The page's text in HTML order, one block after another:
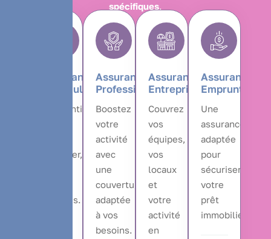
spécifiques.
Assurance
Particulier
L’essentiel
protéger,
proches.
Assurance
Professionnel
Boostez
votre
activité
avec
une
couverture
adaptée
à vos
besoins.
Assurance
Entreprise
Couvrez
vos
équipes,
vos
locaux
et
votre
activité
en
Assurance
Emprunteur
Une
assurance
adaptée
pour
sécuriser
votre
prêt
immobilier.